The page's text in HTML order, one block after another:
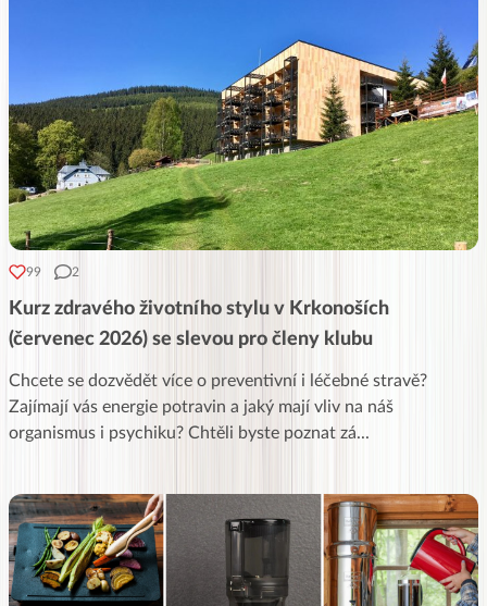
99 2
Kurz zdravého životního stylu v Krkonoších
(červenec 2026) se slevou pro členy klubu
Chcete se dozvědět více o preventivní i léčebné stravě?
Zajímají vás energie potravin a jaký mají vliv na náš
organismus i psychiku? Chtěli byste poznat zá...